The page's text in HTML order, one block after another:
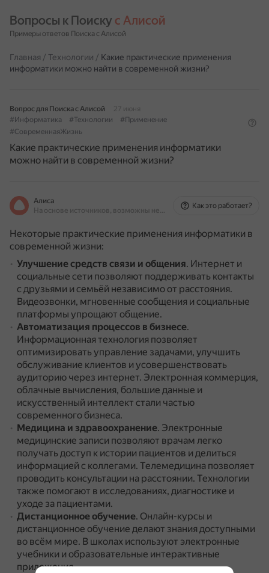
Вопросы к Поиску с Алисой
Примеры ответов Поиска с Алисой
Главная / Технологии / Какие практические применения
информатики можно найти в современной жизни?
Вопрос для Поиска с Алисой
27 июня
#Информатика
#Технологии
#Применение
#СовременнаяЖизнь
Какие практические применения информатики
можно найти в современной жизни?
Алиса
На основе источников, возможны неточности
Как это работает?
Некоторые практические применения информатики в
современной жизни:
Улучшение средств связи и общения. Интернет и
социальные сети позволяют поддерживать контакты
с друзьями и семьёй независимо от расстояния.
Видеозвонки, мгновенные сообщения и социальные
платформы упрощают общение.
Автоматизация процессов в бизнесе.
Информационная технология позволяет
оптимизировать управление задачами, улучшить
обслуживание клиентов и усовершенствовать
аудиторию через интернет. Электронная коммерция,
облачные вычисления, большие данные и
искусственный интеллект стали частью
современного бизнеса.
Медицина и здравоохранение. Электронные
медицинские записи позволяют врачам легко
получать доступ к истории пациентов и делиться
информацией с коллегами. Телемедицина позволяет
проводить консультации на расстоянии. Технологии
также помогают в исследованиях, диагностике и
уходе за пациентами.
Дистанционное обучение. Онлайн-курсы и
дистанционное обучение делают знания доступными
во всём мире. В школах используют электронные
учебники и образовательные интерактивные
приложения.